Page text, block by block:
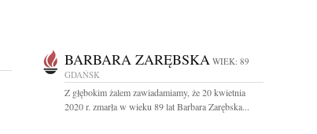
BARBARA ZARĘBSKA WIEK: 89
GDAŃSK
Z głębokim żalem zawiadamiamy, że 20 kwietnia
2020 r. zmarła w wieku 89 lat Barbara Zarębska...